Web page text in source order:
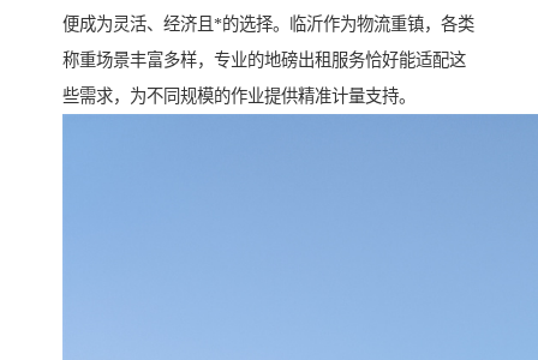
便成为灵活、经济且*的选择。临沂作为物流重镇，各类
称重场景丰富多样，专业的地磅出租服务恰好能适配这
些需求，为不同规模的作业提供精准计量支持。